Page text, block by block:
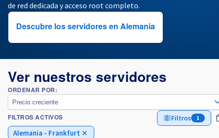
España
Irlanda
Italia
de red dedicada y acceso root completo.
Descubre los servidores en Alemania
Ver nuestros servidores
ORDENAR POR:
Precio creciente
FILTROS ACTIVOS Filtros 1
Alemania - Frankfurt